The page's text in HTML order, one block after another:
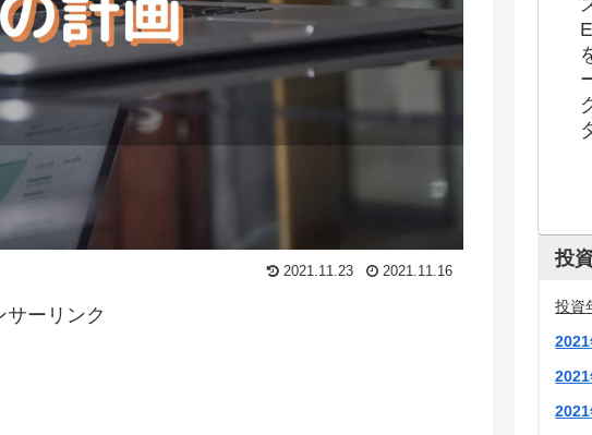
2021.11.23 2021.11.16
サーリンク
投
投資
2021
2021
2021